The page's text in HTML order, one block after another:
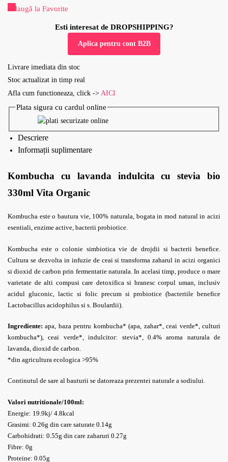
Adaugă la Favorite
Esti interesat de DROPSHIPPING?
Aplica pentru cont B2B
Livrare imediata din stoc
Stoc actualizat in timp real
Afla cum functioneaza, click -> AICI
Plata sigura cu cardul online
Descriere
Informații suplimentare
Kombucha cu lavanda indulcita cu stevia bio
330ml Vita Organic
Kombucha este o bautura vie, 100% naturala, bogata in mod natural in acizi
esentiali, enzime active, bacterii probiotice.
Kombucha este o colonie simbiotica vie de drojdii si bacterii benefice.
Cultura se dezvolta in infuzie de ceai si transforma zaharul in acizi organici
si dioxid de carbon prin fermentatie naturala. In acelasi timp, produce o mare
varietate de alti compusi care detoxifica si hranesc corpul uman, inclusiv
acidul gluconic, lactic si folic precum si probiotice (bacteriile benefice
Lactobacillus acidophilus si s. Boulardii).
Ingrediente: apa, baza pentru kombucha* (apa, zahar*, ceai verde*, culturi
kombucha*), ceai verde*, indulcitor: stevia*, 0.4% aroma naturala de
lavanda, dioxid de carbon.
*din agricultura ecologica >95%
Continutul de sare al bauturii se datoreaza prezentei naturale a sodiului.
Valori nutritionale/100ml:
Energie: 19.9kj/ 4.8kcal
Grasimi: 0.26g din care saturate 0.14g
Carbohidrati: 0.55g din care zaharuri 0.27g
Fibre: 0g
Proteine: 0.05g